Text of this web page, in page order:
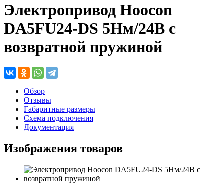
Электропривод Hoocon
DA5FU24-DS 5Нм/24В с
возвратной пружиной
Обзор
Отзывы
Габаритные размеры
Схема подключения
Документация
Изображения товаров